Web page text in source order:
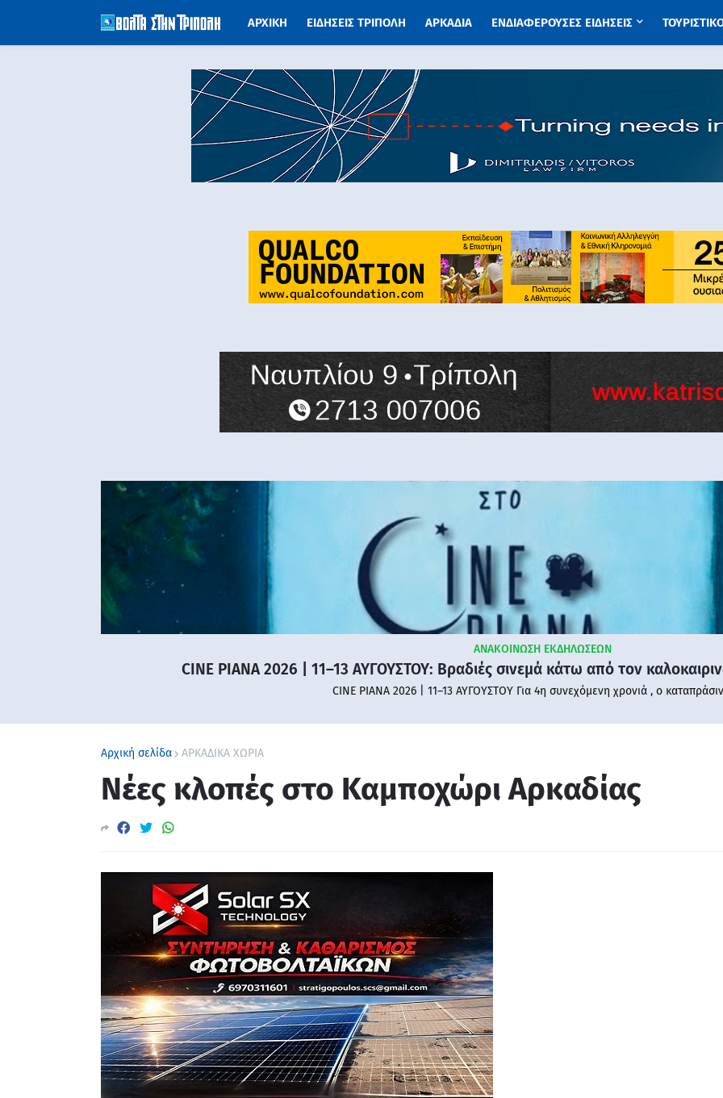
ΑΡΧΙΚΗ ΕΙΔΗΣΕΙΣ ΤΡΙΠΟΛΗ ΑΡΚΑΔΙΑ ΕΝΔΙΑΦΕΡΟΥΣΕΣ ΕΙΔΗΣΕΙΣ
ΑΝΑΚΟΙΝΩΣΗ ΕΚΔΗΛΩΣΕΩΝ
CINE PIANA 2026 | 11–13 ΑΥΓΟΥΣΤΟΥ: Βραδιές σινεμά κάτω από τον
CINE PIANA 2026 | 11–13 ΑΥΓΟΥΣΤΟΥ Για 4η συνεχόμενη χρονιά , ο
Αρχική σελίδα ΑΡΚΑΔΙΚΑ ΧΩΡΙΑ
Νέες κλοπές στο Καμποχώρι Αρκαδίας